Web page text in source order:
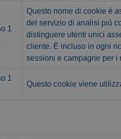
1
Questo nome di cookie è
del servizio di analisi più
distinguere utenti unici
cliente. È incluso in ogni
sessioni e campagne per i
1
Questo cookie viene